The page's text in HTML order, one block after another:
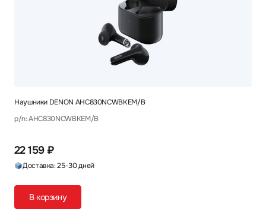
Наушники DENON AHC830NCWBKEM/B
p/n: AHC830NCWBKEM/B
22 159 ₽
Доставка: 25-30 дней
В корзину